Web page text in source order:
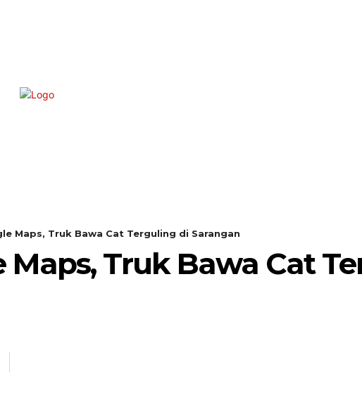
Maps, Truk Bawa Cat Terguling di Sarangan
Maps, Truk Bawa Cat